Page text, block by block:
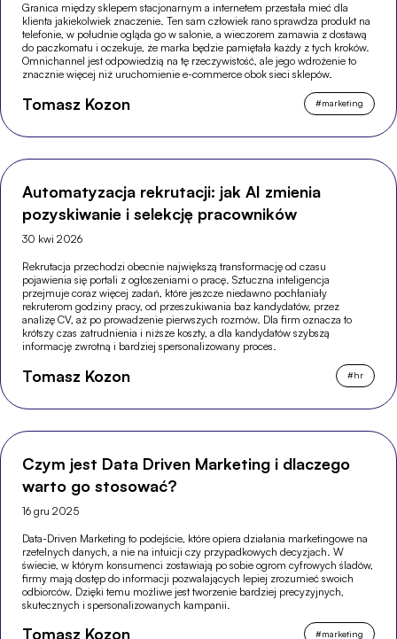
Granica między sklepem stacjonarnym a internetem przestała mieć dla
klienta jakiekolwiek znaczenie. Ten sam człowiek rano sprawdza produkt na
telefonie, w południe ogląda go w salonie, a wieczorem zamawia z dostawą
do paczkomatu i oczekuje, że marka będzie pamiętała każdy z tych kroków.
Omnichannel jest odpowiedzią na tę rzeczywistość, ale jego wdrożenie to
znacznie więcej niż uruchomienie e-commerce obok sieci sklepów.
Tomasz Kozon #marketing
Automatyzacja rekrutacji: jak AI zmienia
pozyskiwanie i selekcję pracowników
30 kwi 2026
Rekrutacja przechodzi obecnie największą transformację od czasu
pojawienia się portali z ogłoszeniami o pracę. Sztuczna inteligencja
przejmuje coraz więcej zadań, które jeszcze niedawno pochłaniały
rekruterom godziny pracy, od przeszukiwania baz kandydatów, przez
analizę CV, aż po prowadzenie pierwszych rozmów. Dla firm oznacza to
krótszy czas zatrudnienia i niższe koszty, a dla kandydatów szybszą
informację zwrotną i bardziej spersonalizowany proces.
Tomasz Kozon #hr
Czym jest Data Driven Marketing i dlaczego
warto go stosować?
16 gru 2025
Data-Driven Marketing to podejście, które opiera działania marketingowe na
rzetelnych danych, a nie na intuicji czy przypadkowych decyzjach. W
świecie, w którym konsumenci zostawiają po sobie ogrom cyfrowych śladów,
firmy mają dostęp do informacji pozwalających lepiej zrozumieć swoich
odbiorców. Dzięki temu możliwe jest tworzenie bardziej precyzyjnych,
skutecznych i spersonalizowanych kampanii.
Tomasz Kozon #marketing